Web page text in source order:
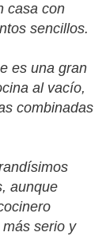
casa con
sencillos.
es una gran
al vacío,
combinadas
aunque
serio y